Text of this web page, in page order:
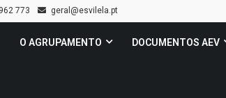
773 geral@esvilela.pt
O AGRUPAMENTO DOCUMENTOS AEV